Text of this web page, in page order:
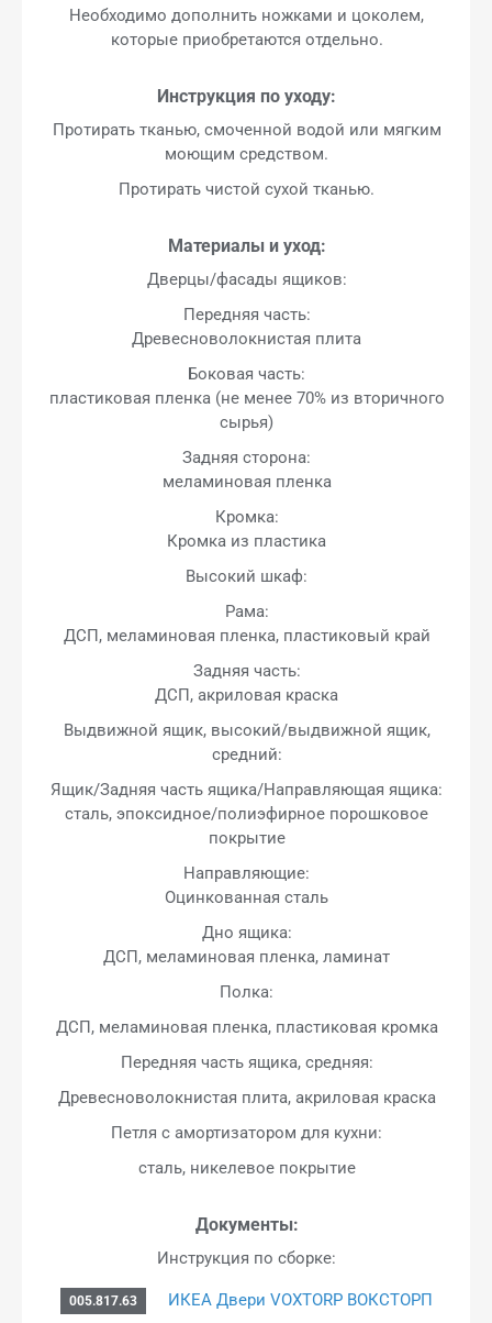
Необходимо дополнить ножками и цоколем,
которые приобретаются отдельно.
Инструкция по уходу:
Протирать тканью, смоченной водой или мягким
моющим средством.
Протирать чистой сухой тканью.
Материалы и уход:
Дверцы/фасады ящиков:
Передняя часть:
Древесноволокнистая плита
Боковая часть:
пластиковая пленка (не менее 70% из вторичного
сырья)
Задняя сторона:
меламиновая пленка
Кромка:
Кромка из пластика
Высокий шкаф:
Рама:
ДСП, меламиновая пленка, пластиковый край
Задняя часть:
ДСП, акриловая краска
Выдвижной ящик, высокий/выдвижной ящик,
средний:
Ящик/Задняя часть ящика/Направляющая ящика:
сталь, эпоксидное/полиэфирное порошковое
покрытие
Направляющие:
Оцинкованная сталь
Дно ящика:
ДСП, меламиновая пленка, ламинат
Полка:
ДСП, меламиновая пленка, пластиковая кромка
Передняя часть ящика, средняя:
Древесноволокнистая плита, акриловая краска
Петля с амортизатором для кухни:
сталь, никелевое покрытие
Документы:
Инструкция по сборке:
005.817.63 ИКЕА Двери VOXTORP ВОКСТОРП